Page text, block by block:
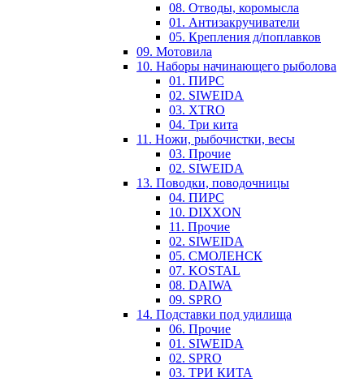
08. Отводы, коромысла
01. Антизакручиватели
05. Крепления д/поплавков
09. Мотовила
10. Наборы начинающего рыболова
01. ПИРС
02. SIWEIDA
03. XTRO
04. Три кита
11. Ножи, рыбочистки, весы
03. Прочие
02. SIWEIDA
13. Поводки, поводочницы
04. ПИРС
10. DIXXON
11. Прочие
02. SIWEIDA
05. СМОЛЕНСК
07. KOSTAL
08. DAIWA
09. SPRO
14. Подставки под удилища
06. Прочие
01. SIWEIDA
02. SPRO
03. ТРИ КИТА